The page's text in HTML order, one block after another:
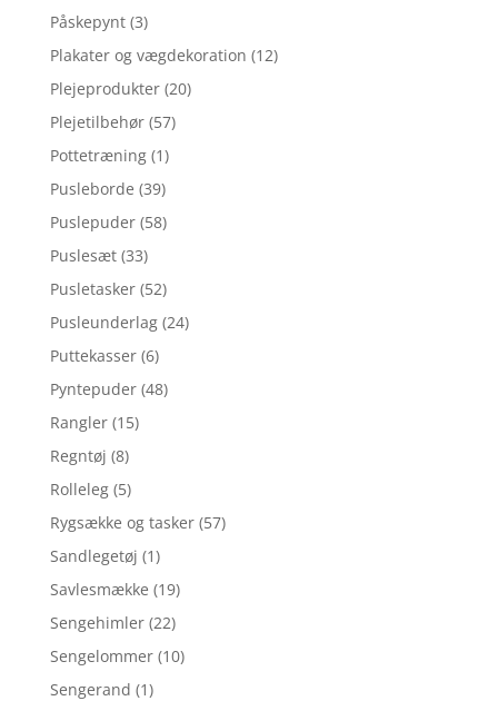
Påskepynt (3)
Plakater og vægdekoration (12)
Plejeprodukter (20)
Plejetilbehør (57)
Pottetræning (1)
Pusleborde (39)
Puslepuder (58)
Puslesæt (33)
Pusletasker (52)
Pusleunderlag (24)
Puttekasser (6)
Pyntepuder (48)
Rangler (15)
Regntøj (8)
Rolleleg (5)
Rygsække og tasker (57)
Sandlegetøj (1)
Savlesmække (19)
Sengehimler (22)
Sengelommer (10)
Sengerand (1)